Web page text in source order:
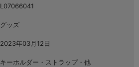
L07066041
グッズ
2023年03月12日
キーホルダー・ストラップ・他